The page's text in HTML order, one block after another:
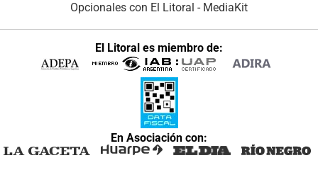
Opcionales con El Litoral - MediaKit
El Litoral es miembro de:
En Asociación con: